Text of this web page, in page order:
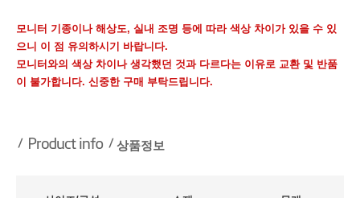
모니터 기종이나 해상도, 실내 조명 등에 따라 색상 차이가 있을 수 있
으니 이 점 유의하시기 바랍니다.
모니터와의 색상 차이나 생각했던 것과 다르다는 이유로 교환 및 반품
이 불가합니다. 신중한 구매 부탁드립니다.
상품정보